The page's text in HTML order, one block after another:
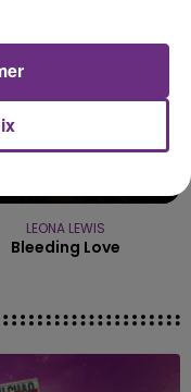
LEONA LEWIS
Bleeding Love